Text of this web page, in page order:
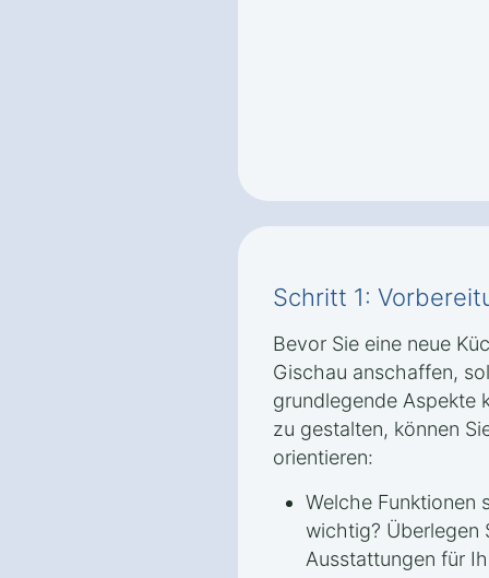
Schritt 1:
Bevor Sie eine neue
Gischau anschaffen,
grundlegende Aspekte
zu gestalten, können
orientieren:
Welche Funktionen
wichtig? Überlegen
Ausstattungen für